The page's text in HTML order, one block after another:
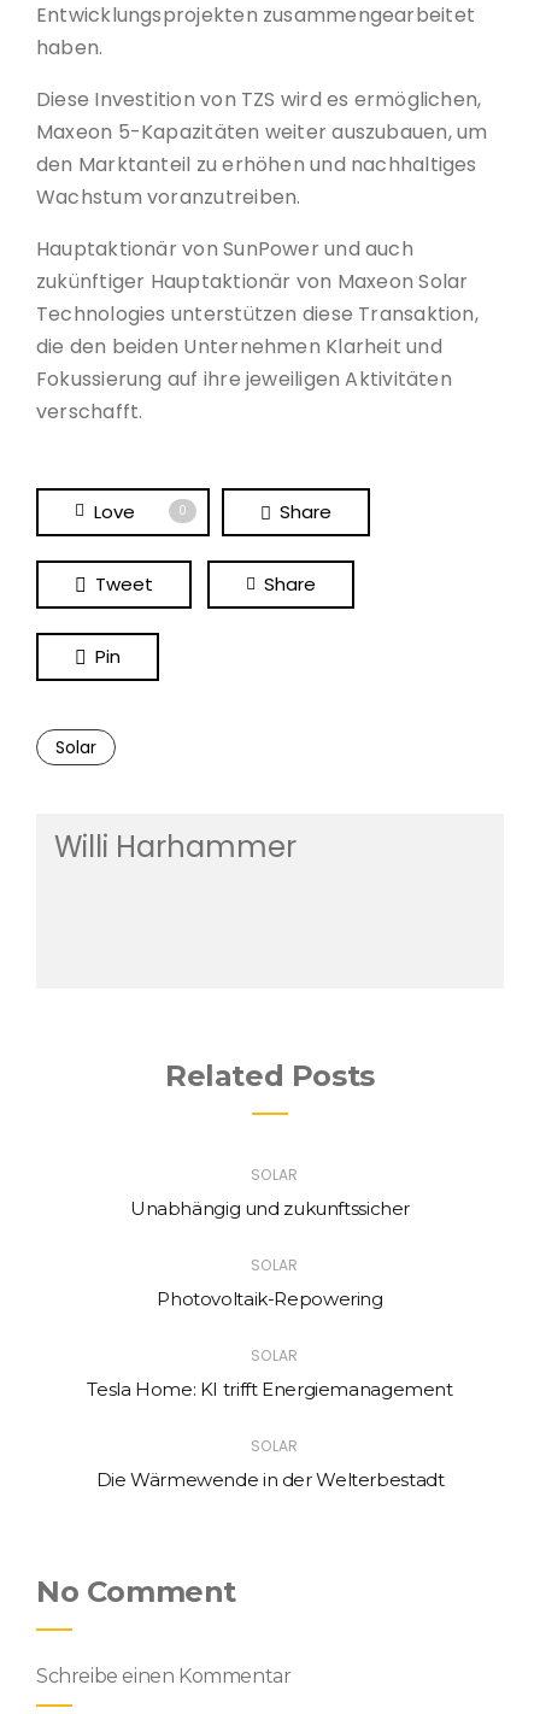
Entwicklungsprojekten zusammengearbeitet
haben.
Diese Investition von TZS wird es ermöglichen,
Maxeon 5-Kapazitäten weiter auszubauen, um
den Marktanteil zu erhöhen und nachhaltiges
Wachstum voranzutreiben.
Hauptaktionär von SunPower und auch
zukünftiger Hauptaktionär von Maxeon Solar
Technologies unterstützen diese Transaktion,
die den beiden Unternehmen Klarheit und
Fokussierung auf ihre jeweiligen Aktivitäten
verschafft.
Love 0 Share
Tweet Share
Pin
Solar
Willi Harhammer
Related Posts
SOLAR
Unabhängig und zukunftssicher
SOLAR
Photovoltaik-Repowering
SOLAR
Tesla Home: KI trifft Energiemanagement
SOLAR
Die Wärmewende in der Welterbestadt
No Comment
Schreibe einen Kommentar